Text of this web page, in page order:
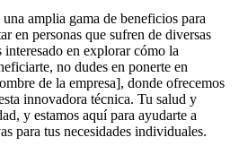
amplia gama de beneficios para
en personas que sufren de diversas
interesado en explorar cómo la
no dudes en ponerte en
de la empresa], donde ofrecemos
innovadora técnica. Tu salud y
y estamos aquí para ayudarte a
para tus necesidades individuales.